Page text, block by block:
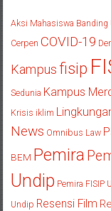
Aksi Mahasiswa Banding
Cerpen COVID-19
Kampus fisip
Sedunia Kampus
Krisis iklim
News Omnibus Law
BEM Pemira
Undip Pemira FISIP
Undip Resensi Film